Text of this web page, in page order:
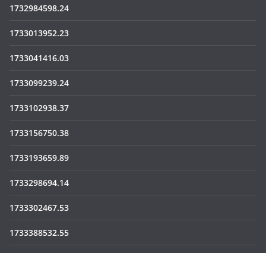
1732984598.24
1733013952.23
1733041416.03
1733099239.24
1733102938.37
1733156750.38
1733193659.89
1733298694.14
1733302467.53
1733388532.55